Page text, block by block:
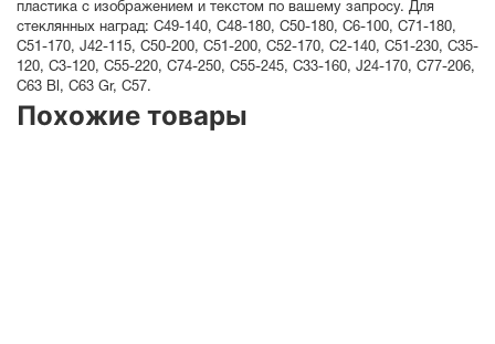
пластика с изображением и текстом по вашему запросу. Для
стеклянных наград: С49-140, С48-180, C50-180, C6-100, C71-180,
C51-170, J42-115, C50-200, C51-200, C52-170, C2-140, C51-230, C35-
120, C3-120, C55-220, C74-250, C55-245, C33-160, J24-170, C77-206,
C63 Bl, C63 Gr, C57.
Похожие товары